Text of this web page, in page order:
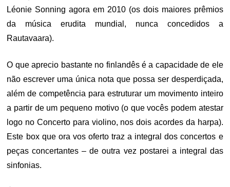
Léonie Sonning agora em 2010 (os dois maiores prêmios
da música erudita mundial, nunca concedidos a
Rautavaara).
O que aprecio bastante no finlandês é a capacidade de ele
não escrever uma única nota que possa ser desperdiçada,
além de competência para estruturar um movimento inteiro
a partir de um pequeno motivo (o que vocês podem atestar
logo no Concerto para violino, nos dois acordes da harpa).
Este box que ora vos oferto traz a integral dos concertos e
peças concertantes – de outra vez postarei a integral das
sinfonias.